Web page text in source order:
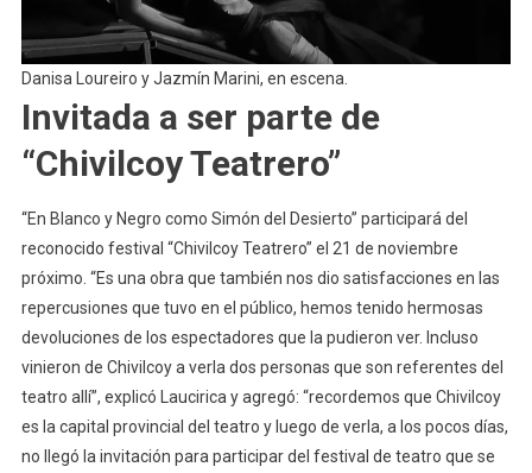
Danisa Loureiro y Jazmín Marini, en escena.
Invitada a ser parte de
“Chivilcoy Teatrero”
“En Blanco y Negro como Simón del Desierto” participará del
reconocido festival “Chivilcoy Teatrero” el 21 de noviembre
próximo. “Es una obra que también nos dio satisfacciones en las
repercusiones que tuvo en el público, hemos tenido hermosas
devoluciones de los espectadores que la pudieron ver. Incluso
vinieron de Chivilcoy a verla dos personas que son referentes del
teatro allí”, explicó Laucirica y agregó: “recordemos que Chivilcoy
es la capital provincial del teatro y luego de verla, a los pocos días,
no llegó la invitación para participar del festival de teatro que se